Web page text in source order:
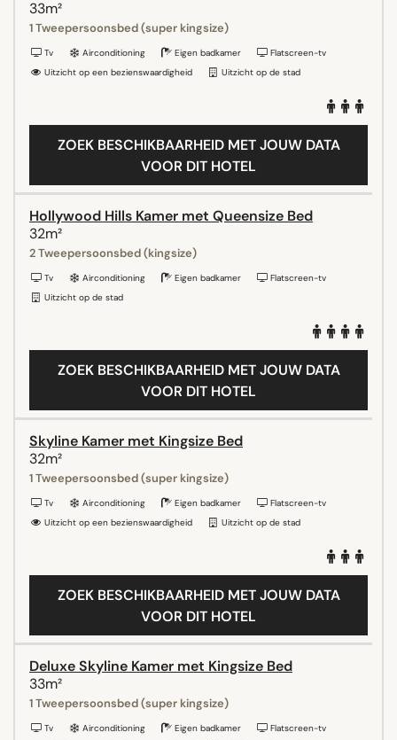
33m²
1 Tweepersoonsbed (super kingsize)
Tv Airconditioning Eigen badkamer
Flatscreen-tv
Uitzicht op een bezienswaardigheid
Uitzicht op de stad
ZOEK BESCHIKBAARHEID MET JOUW DATA
VOOR DIT HOTEL
Hollywood Hills Kamer met Queensize Bed
32m²
2 Tweepersoonsbed (kingsize)
Tv Airconditioning Eigen badkamer
Flatscreen-tv
Uitzicht op de stad
ZOEK BESCHIKBAARHEID MET JOUW DATA
VOOR DIT HOTEL
Skyline Kamer met Kingsize Bed
32m²
1 Tweepersoonsbed (super kingsize)
Tv Airconditioning Eigen badkamer
Flatscreen-tv
Uitzicht op een bezienswaardigheid
Uitzicht op de stad
ZOEK BESCHIKBAARHEID MET JOUW DATA
VOOR DIT HOTEL
Deluxe Skyline Kamer met Kingsize Bed
33m²
1 Tweepersoonsbed (super kingsize)
Tv Airconditioning Eigen badkamer
Flatscreen-tv